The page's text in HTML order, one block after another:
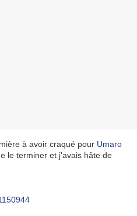
à avoir craqué pour Umaro
le terminer et j'avais hâte de